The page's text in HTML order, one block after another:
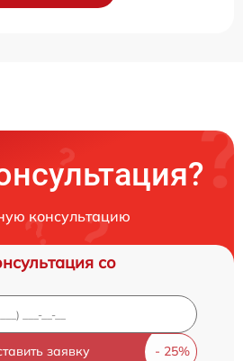
консультацию
со
заявку